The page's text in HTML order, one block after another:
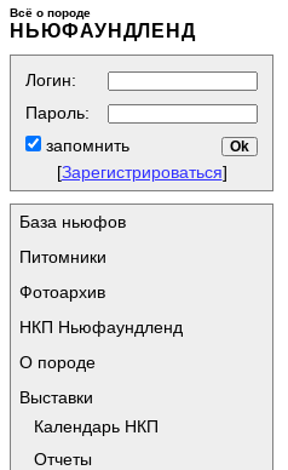
Всё о породе
НЬЮФАУНДЛЕНД
Логин:
Пароль:
запомнить
[Зарегистрироваться]
База ньюфов
Питомники
Фотоархив
НКП Ньюфаундленд
О породе
Выставки
Календарь НКП
Отчеты